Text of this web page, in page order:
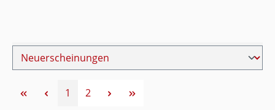
Seite
1 Seite
2